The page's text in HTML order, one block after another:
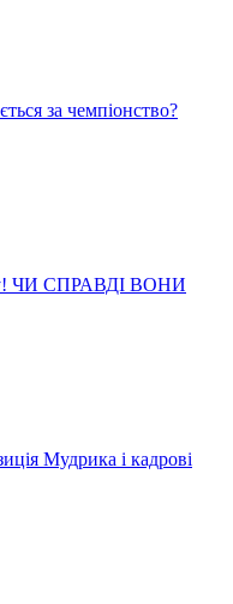
за чемпіонство?
ЧИ СПРАВДІ ВОНИ
Мудрика і кадрові